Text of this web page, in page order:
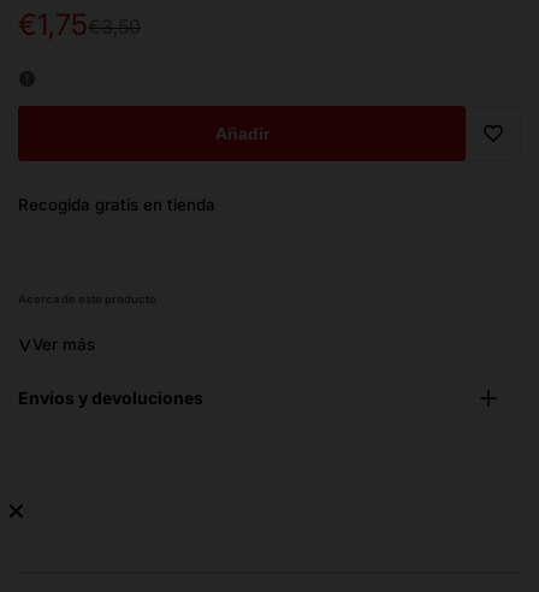
Precio
€3,50
Precio
oferta
€1,75
Añadir
Recogida gratis en tienda
Acerca de este producto
˅Ver más
Envíos y devoluciones
✕